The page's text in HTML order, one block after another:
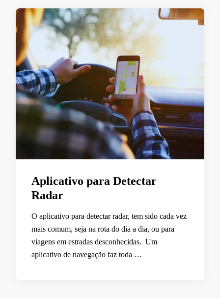
Aplicativo para Detectar
Radar
O aplicativo para detectar radar, tem sido cada vez
mais comum, seja na rota do dia a dia, ou para
viagens em estradas desconhecidas. Um
aplicativo de navegação faz toda …